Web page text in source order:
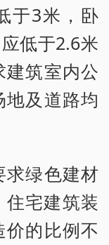
于3米，卧
低于2.6米
筑室内公
及道路均
绿色建材
宅建筑装
的比例不